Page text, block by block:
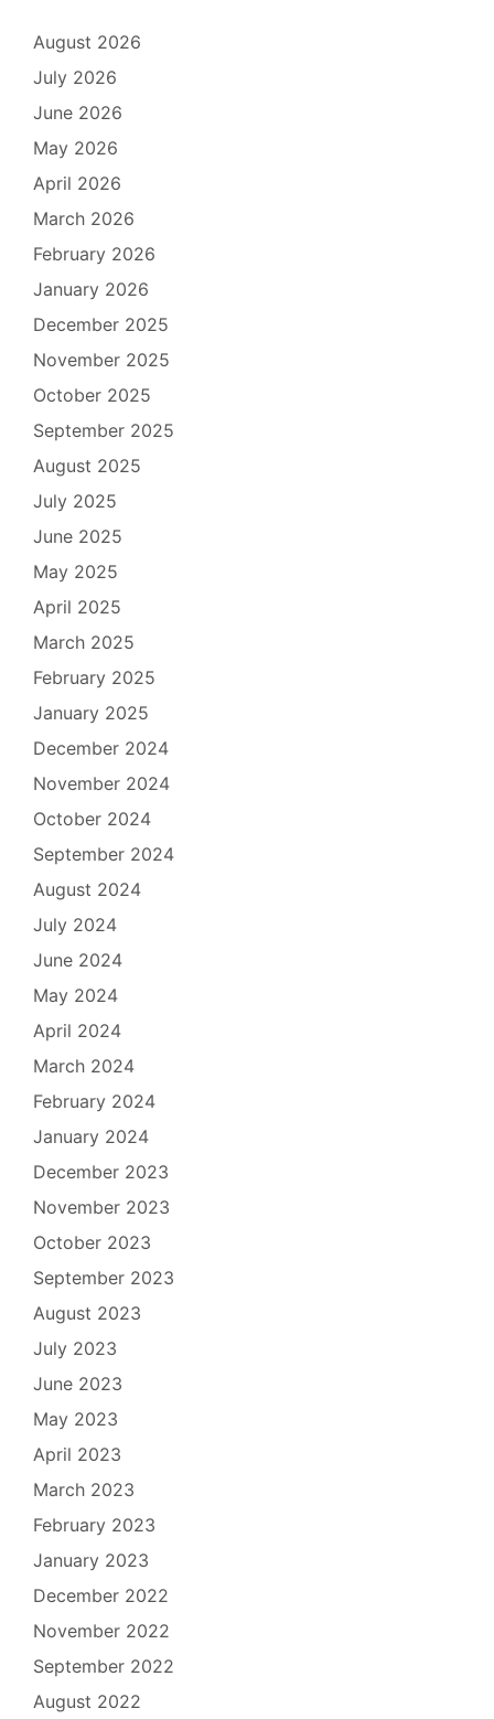
August 2026
July 2026
June 2026
May 2026
April 2026
March 2026
February 2026
January 2026
December 2025
November 2025
October 2025
September 2025
August 2025
July 2025
June 2025
May 2025
April 2025
March 2025
February 2025
January 2025
December 2024
November 2024
October 2024
September 2024
August 2024
July 2024
June 2024
May 2024
April 2024
March 2024
February 2024
January 2024
December 2023
November 2023
October 2023
September 2023
August 2023
July 2023
June 2023
May 2023
April 2023
March 2023
February 2023
January 2023
December 2022
November 2022
September 2022
August 2022